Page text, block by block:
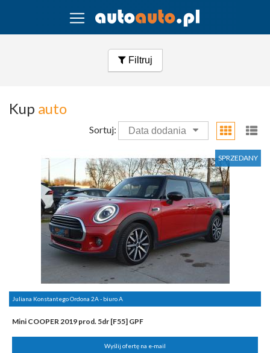
Filtruj
Kup auto
Sortuj: Data dodania
SPRZEDANY
Juliana Konstantego Ordona 2A - biuro A
Mini COOPER 2019 prod. 5dr [F55] GPF
Wyślij ofertę na e-mail